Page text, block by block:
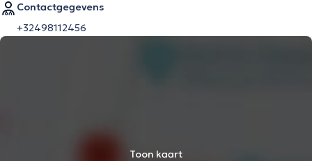
Contactgegevens
+32498112456
Toon kaart